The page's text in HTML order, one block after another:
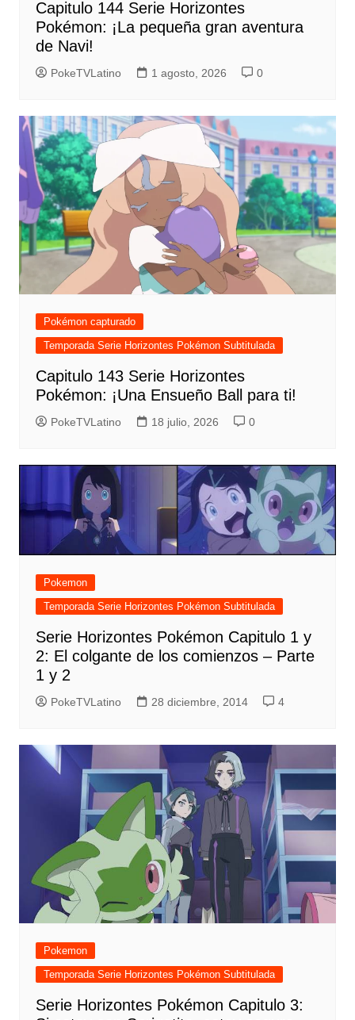
Capitulo 144 Serie Horizontes
Pokémon: ¡La pequeña gran aventura
de Navi!
PokeTVLatino 1 agosto, 2026 0
Pokémon capturado
Temporada Serie Horizontes Pokémon Subtitulada
Capitulo 143 Serie Horizontes
Pokémon: ¡Una Ensueño Ball para ti!
PokeTVLatino 18 julio, 2026 0
Pokemon
Temporada Serie Horizontes Pokémon Subtitulada
Serie Horizontes Pokémon Capitulo 1 y
2: El colgante de los comienzos – Parte
1 y 2
PokeTVLatino 28 diciembre, 2014 4
Pokemon
Temporada Serie Horizontes Pokémon Subtitulada
Serie Horizontes Pokémon Capitulo 3: